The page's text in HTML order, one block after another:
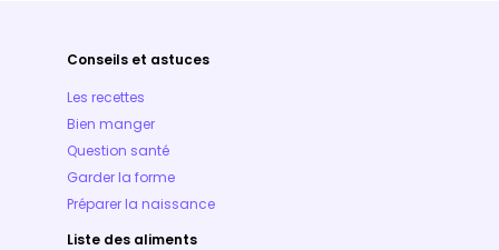
Conseils et astuces
Les recettes
Bien manger
Question santé
Garder la forme
Préparer la naissance
Liste des aliments